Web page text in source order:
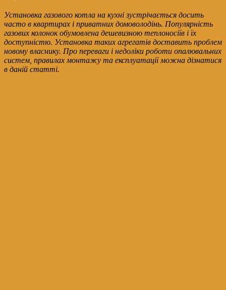
Установка газового котла на кухні зустрічається досить
часто в квартирах і приватних домоволодінь. Популярність
газових колонок обумовлена ​​дешевизною теплоносіїв і їх
доступністю. Установка таких агрегатів доставить проблем
новому власнику. Про переваги і недоліки роботи опалювальних
систем, правилах монтажу та експлуатації можна дізнатися
в даній статті.